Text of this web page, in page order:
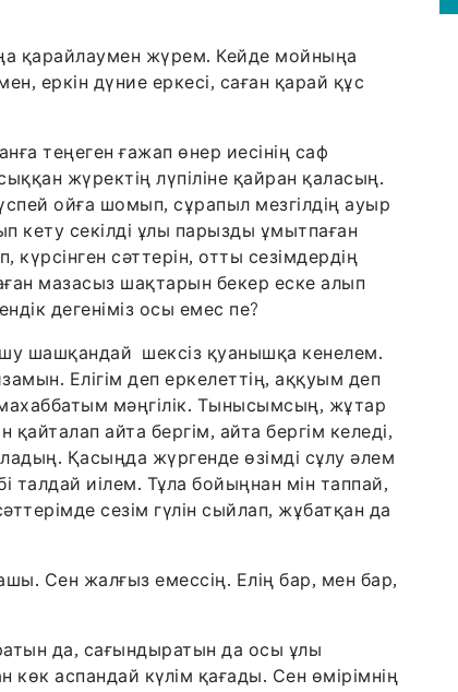
қарайлаумен жүрем. Кейде мойныңа
еркін дүние еркесі, саған қарай құс
теңеген ғажап өнер иесінің саф
жүректің лүпіліне қайран қаласың.
ойға шомып, сұрапыл мезгілдің ауыр
кету секілді ұлы парызды ұмытпаған
сәттерін, отты сезімдердің
мазасыз шақтарын бекер еске алып
дегеніміз осы емес пе?
шашқандай шексіз қуанышқа кенелем.
Елігім деп еркелеттің, аққуым деп
мәңгілік. Тынысымсың, жұтар
айта бергім, айта бергім келеді,
Қасыңда жүргенде өзімді сұлу әлем
талдай иілем. Тұла бойыңнан мін таппай,
сезім гүлін сыйлап, жұбатқан да
Сен жалғыз емессің. Елің бар, мен бар,
да, сағындыратын да осы ұлы
көк аспандай күлім қағады. Сен өмірімнің